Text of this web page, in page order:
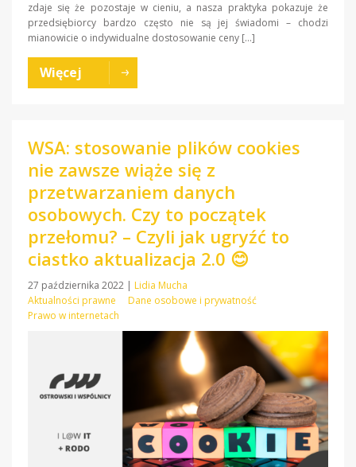
zdaje się że pozostaje w cieniu, a nasza praktyka pokazuje że
przedsiębiorcy bardzo często nie są jej świadomi – chodzi
mianowicie o indywidualne dostosowanie ceny […]
Więcej
WSA: stosowanie plików cookies
nie zawsze wiąże się z
przetwarzaniem danych
osobowych. Czy to początek
przełomu? – Czyli jak ugryźć to
ciastko aktualizacja 2.0 😊
27 października 2022 | Lidia Mucha
Aktualności prawne
Dane osobowe i prywatność
Prawo w internetach